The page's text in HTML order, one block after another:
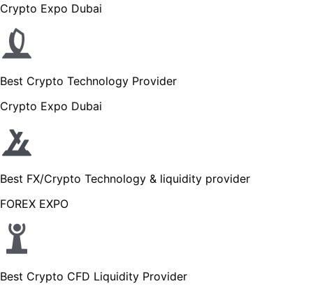
Crypto Expo Dubai
Best Crypto Technology Provider
Crypto Expo Dubai
Best FX/Crypto Technology & liquidity provider
FOREX EXPO
Best Crypto CFD Liquidity Provider